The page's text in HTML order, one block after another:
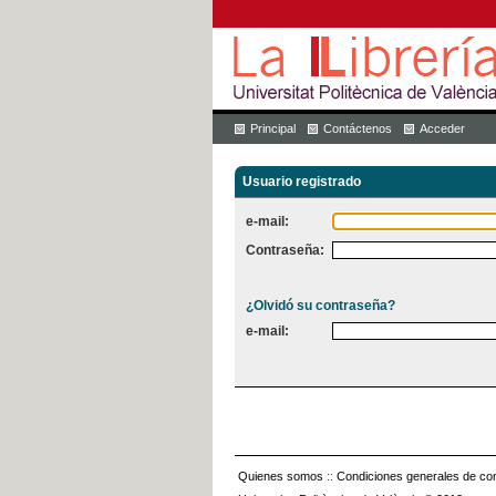
Principal Contáctenos Acceder
Usuario registrado
e-mail:
Contraseña:
¿Olvidó su contraseña?
e-mail:
Quienes somos :: Condiciones generales de